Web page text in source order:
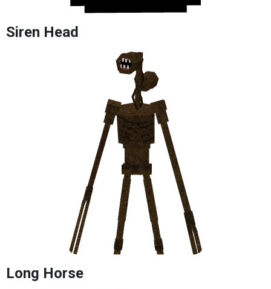
Siren Head
Long Horse